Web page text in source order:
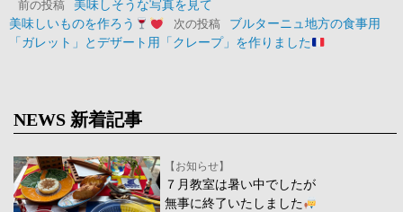
前の投稿
美味しそうな写真を見て
美味しいものを作ろう
次の投稿
ブルターニュ地方の食事用
「ガレット」とデザート用「クレープ」を作りました
NEWS 新着記事
【お知らせ】
７月教室は暑い中でしたが
無事に終了いたしました